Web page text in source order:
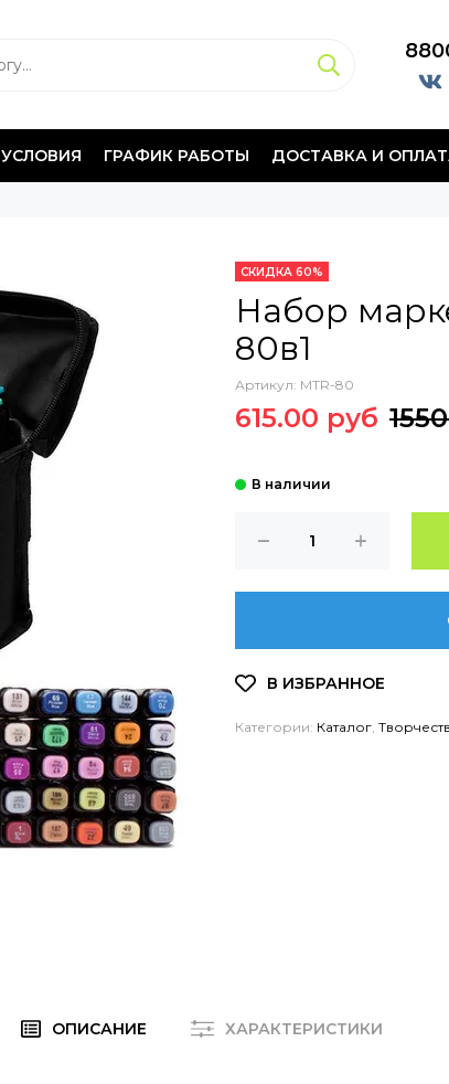
УСЛОВИЯ ГРАФИК РАБОТЫ ДОСТАВКА И
СКИДКА 60%
Набор
80в1
Артикул: MTR-80
615.00 руб
Категории: Каталог
ОПИСАНИЕ ХАРАКТЕРИСТИКИ